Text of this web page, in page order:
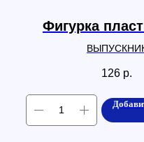
Фигурка
126 р.